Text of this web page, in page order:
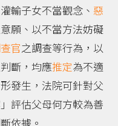
輸子女不當觀念、 惡
願、以不當方法妨礙
官之調查等行為，以
斷，均應推定為不適
發生，法院可針對父
評估父母何方較為善
依據。